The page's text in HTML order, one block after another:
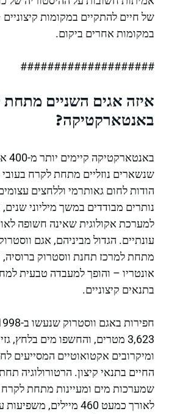
של חיים להתקיים במקומות קיצוניים
במקומות אחרים ביקום.
####################
איזה אגים השניים
באנטארקטיקה?
שנשארים נוזליים מתחת לקרח
הודות לחום גאותרמי וללחצים
נותרים מבודדים במשך מיליוני שנים,
למערכת אקולוגית שאינה חשופה
מתחת למרכז תחנת ווסטרוק ברוסיה,
אונטריו – והופך למעבדה טבעית
בתנאים קיצוניים.
3,623 מטרים, והחשפו מים בלחץ,
ומיקרובים אקטואוטיים המסייעים
החיים בתנאי קיצון. הרטורולוגיה
שמערכות מים ומעיינות מתחת לקרח
לאורך כמעט 460 מיילים,